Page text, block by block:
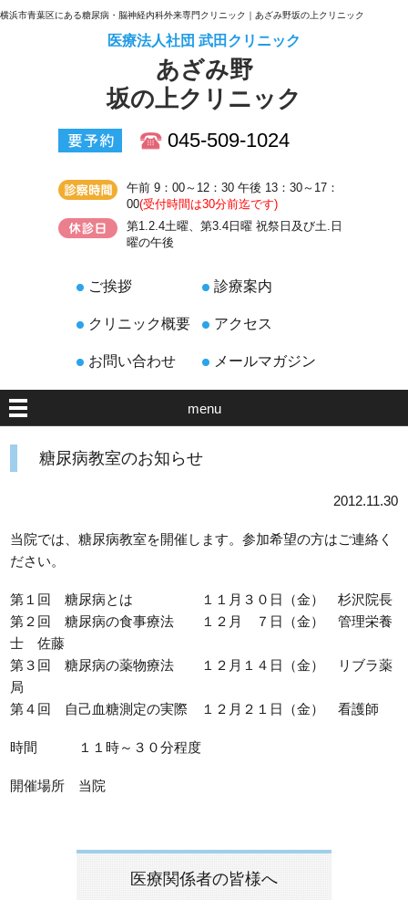
横浜市青葉区にある糖尿病・脳神経内科外来専門クリニック｜あざみ野坂の上クリニック
医療法人社団 武田クリニック
あざみ野
坂の上クリニック
045-509-1024
午前 9：00～12：30 午後 13：30～17：
00(受付時間は30分前迄です)
第1.2.4土曜、第3.4日曜 祝祭日及び土.日
曜の午後
ご挨拶 診療案内
クリニック概要 アクセス
お問い合わせ メールマガジン
menu
糖尿病教室のお知らせ
2012.11.30
当院では、糖尿病教室を開催します。参加希望の方はご連絡く
ださい。
第１回 糖尿病とは １１月３０日（金） 杉沢院長
第２回 糖尿病の食事療法 １２月 ７日（金） 管理栄養
士 佐藤
第３回 糖尿病の薬物療法 １２月１４日（金） リブラ薬
局
第４回 自己血糖測定の実際 １２月２１日（金） 看護師
時間 １１時～３０分程度
開催場所 当院
医療関係者の皆様へ